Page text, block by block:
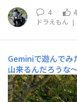
4
ドラえもん |
Geminiで遊んでみ
山来るんだろうな
滝は、昨日立ち寄
ラの滝(黒滝)